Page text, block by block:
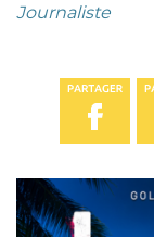
Journaliste